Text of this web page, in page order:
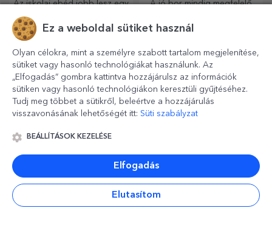
Az iskolai ebéd jobb lesz egy
Személyre szabhatod, és
felkészítheted a kicsidet az új
napra!
A jó bor mindig megfelelő
személyre szabottat, és adja
Személyre szabott
matricák, öntapadó
Színesítsd és személyre
szabhatod a
Személyre szabott
sörösládák
dobozokban lehet átadni,
Ez a weboldal sütiket használ
Olyan célokra, mint a személyre szabott tartalom megjelenítése,
sütiket vagy hasonló technológiákat használunk. Az
„Elfogadás” gombra kattintva hozzájárulsz az információk
sütiken vagy hasonló technológiákon keresztüli gyűjtéséhez.
Tudj meg többet a sütikről, beleértve a hozzájárulás
visszavonásának lehetőségét itt: Süti szabályzat
BEÁLLÍTÁSOK KEZELÉSE
Elfogadás
Elutasítom